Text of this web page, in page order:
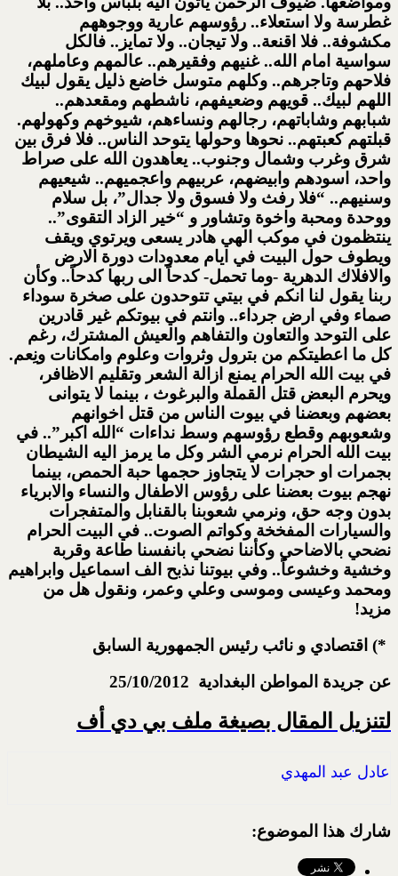
غطرسة ولا استعلاء.. رؤوسهم عارية ووجوههم
مكشوفة.. فلا اقنعة.. ولا تيجان.. ولا تمايز.. فالكل
سواسية امام الله.. غنيهم وفقيرهم.. عالمهم وعاملهم،
فلاحهم وتاجرهم.. وكلهم متوسل خاضع ذليل يقول لبيك
اللهم لبيك.. قويهم وضعيفهم، ناشطهم ومقعدهم..
شبابهم وشاباتهم، رجالهم ونساءهم، شيوخهم وكهولهم.
قبلتهم كعبتهم.. نحوها وحولها يتوحد الناس.. فلا فرق بين
شرق وغرب وشمال وجنوب.. يعاهدون الله على صراط
واحد، اسودهم وابيضهم، عربيهم واعجميهم.. شيعيهم
وسنيهم.. “فلا رفث ولا فسوق ولا جدال”، بل سلام
ووحدة ومحبة واخوة وتشاور و “خير الزاد التقوى”..
ينتظمون في موكب الهي هادر يسعى ويرتوي ويقف
ويطوف حول البيت في ايام معدودات دورة الارض
والافلاك الدهرية -وما تحمل- كدحاً الى ربها كدحاً.. وكأن
ربنا يقول لنا انكم في بيتي تتوحدون على صخرة سوداء
صماء وفي ارض جرداء.. وانتم في بيوتكم غير قادرين
على التوحد والتعاون والتفاهم والعيش المشترك، رغم
كل ما اعطيتكم من بترول وثروات وعلوم وامكانات ونِعم.
في بيت الله الحرام يمنع ازالة الشعر وتقليم الاظافر،
ويحرم البعض قتل القملة والبرغوث ، بينما لا يتوانى
بعضهم وبعضنا في بيوت الناس من قتل اخوانهم
وشعوبهم وقطع رؤوسهم وسط نداءات “الله اكبر”.. في
بيت الله الحرام نرمي الشر وكل ما يرمز اليه الشيطان
بجمرات او حجرات لا يتجاوز حجمها حبة الحمص، بينما
نهجم بيوت بعضنا على رؤوس الاطفال والنساء والابرياء
بدون وجه حق، ونرمي شعوبنا بالقنابل والمتفجرات
والسيارات المفخخة وكواتم الصوت.. في البيت الحرام
نضحي بالاضاحي وكأننا نضحي بانفسنا طاعة وقربة
وخشية وخشوعاً.. وفي بيوتنا نذبح الف اسماعيل وابراهيم
ومحمد وعيسى وموسى وعلي وعمر، ونقول هل من
مزيد!
*) اقتصادي و نائب رئيس الجمهورية السابق
عن جريدة المواطن البغدادية 25/10/2012
لتنزيل المقال بصيغة ملف بي دي أف
عادل عبد المهدي
شارك هذا الموضوع: